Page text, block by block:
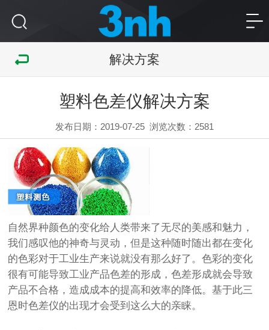
解决方案
塑料色差仪解决方案
发布日期：2019-07-25 浏览次数： 2581
自然界种颜色的变化给人类带来了无尽的美感和魅力，
我们感叹他的神奇与灵动，但是这种随时随出都在变化
的色彩对于工业生产来说就没有那么好了。色彩的变化
很有可能导致工业产品色差的形成，色差形成就会导致
产品不合格，造成成本的提高和效率的降低。基于此三
恩时色差仪的出现才会受到这么大的亲睐。